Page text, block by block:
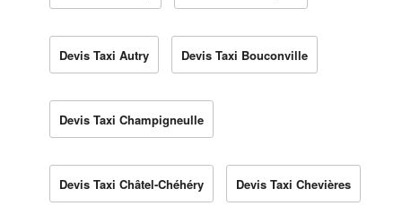
Devis Taxi Autry Devis Taxi Bouconville
Devis Taxi Champigneulle
Devis Taxi Châtel-Chéhéry Devis Taxi Chevières